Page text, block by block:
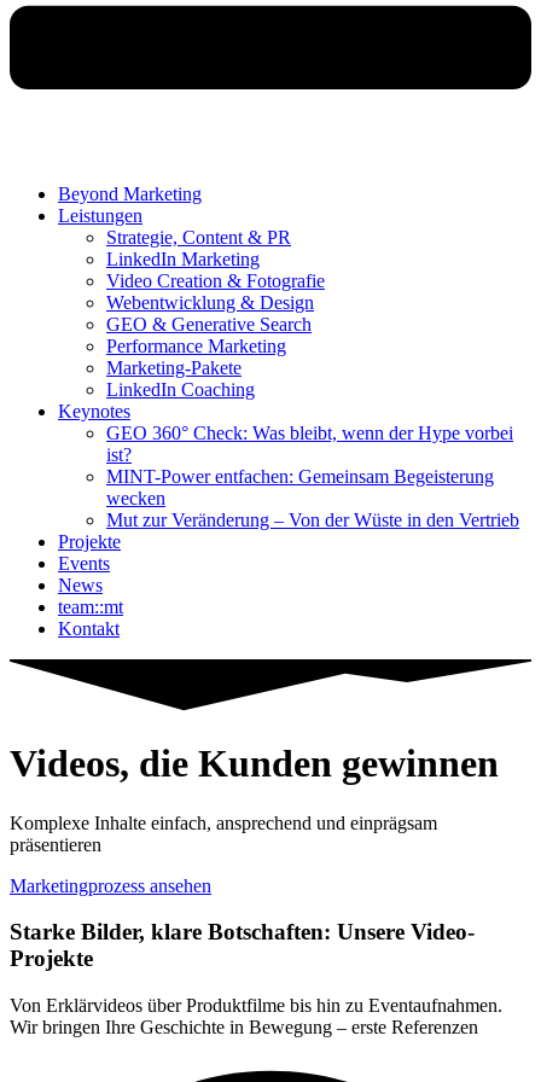
Beyond Marketing
Leistungen
Strategie, Content & PR
LinkedIn Marketing
Video Creation & Fotografie
Webentwicklung & Design
GEO & Generative Search
Performance Marketing
Marketing-Pakete
LinkedIn Coaching
Keynotes
GEO 360° Check: Was bleibt, wenn der Hype vorbei
ist?
MINT-Power entfachen: Gemeinsam Begeisterung
wecken
Mut zur Veränderung – Von der Wüste in den Vertrieb
Projekte
Events
News
team::mt
Kontakt
Videos, die Kunden gewinnen
Komplexe Inhalte einfach, ansprechend und einprägsam
präsentieren
Marketingprozess ansehen
Starke Bilder, klare Botschaften: Unsere Video-
Projekte
Von Erklärvideos über Produktfilme bis hin zu Eventaufnahmen.
Wir bringen Ihre Geschichte in Bewegung – erste Referenzen